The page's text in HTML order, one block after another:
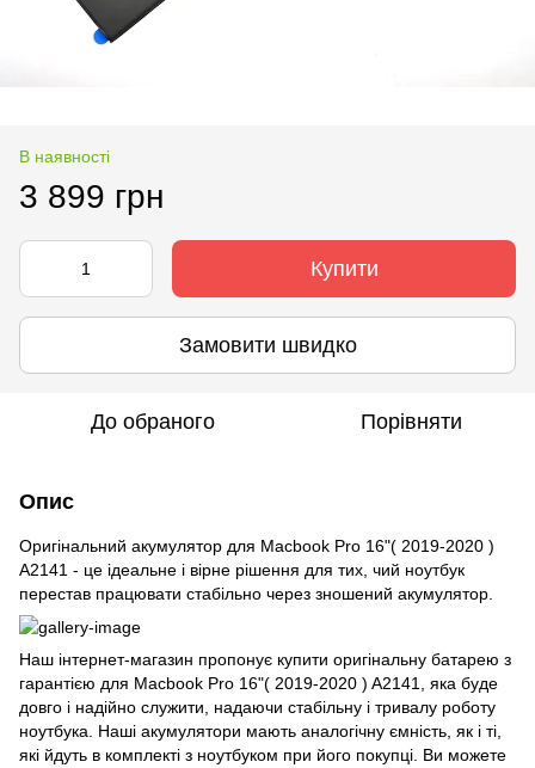
В наявності
3 899 грн
Купити
Замовити швидко
До обраного Порівняти
Опис
Оригінальний акумулятор для Macbook Pro 16"( 2019-2020 )
A2141 - це ідеальне і вірне рішення для тих, чий ноутбук
перестав працювати стабільно через зношений акумулятор.
Наш інтернет-магазин пропонує купити оригінальну батарею з
гарантією для Macbook Pro 16"( 2019-2020 ) A2141, яка буде
довго і надійно служити, надаючи стабільну і тривалу роботу
ноутбука. Наші акумулятори мають аналогічну ємність, як і ті,
які йдуть в комплекті з ноутбуком при його покупці. Ви можете